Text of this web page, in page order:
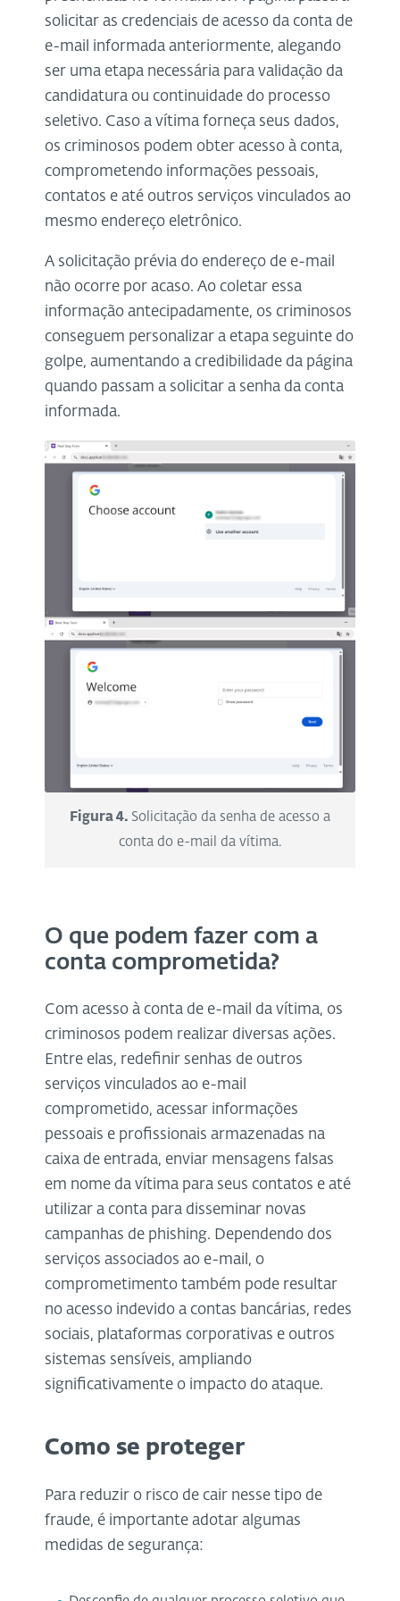
solicitar as credenciais de acesso da conta de
e-mail informada anteriormente, alegando
ser uma etapa necessária para validação da
candidatura ou continuidade do processo
seletivo. Caso a vítima forneça seus dados,
os criminosos podem obter acesso à conta,
comprometendo informações pessoais,
contatos e até outros serviços vinculados ao
mesmo endereço eletrônico.
A solicitação prévia do endereço de e-mail
não ocorre por acaso. Ao coletar essa
informação antecipadamente, os criminosos
conseguem personalizar a etapa seguinte do
golpe, aumentando a credibilidade da página
quando passam a solicitar a senha da conta
informada.
Figura 4. Solicitação da senha de acesso a
conta do e-mail da vítima.
O que podem fazer com a
conta comprometida?
Com acesso à conta de e-mail da vítima, os
criminosos podem realizar diversas ações.
Entre elas, redefinir senhas de outros
serviços vinculados ao e-mail
comprometido, acessar informações
pessoais e profissionais armazenadas na
caixa de entrada, enviar mensagens falsas
em nome da vítima para seus contatos e até
utilizar a conta para disseminar novas
campanhas de phishing. Dependendo dos
serviços associados ao e-mail, o
comprometimento também pode resultar
no acesso indevido a contas bancárias, redes
sociais, plataformas corporativas e outros
sistemas sensíveis, ampliando
significativamente o impacto do ataque.
Como se proteger
Para reduzir o risco de cair nesse tipo de
fraude, é importante adotar algumas
medidas de segurança: